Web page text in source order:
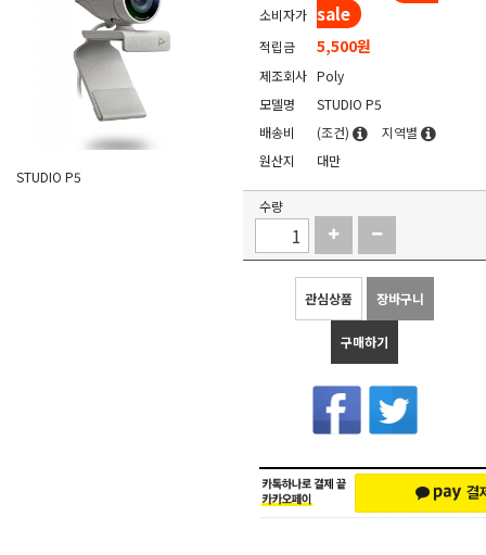
STUDIO P5
소비자가 sale
적립금 5,500원
제조회사 Poly
모델명
STUDIO P5
배송비
(조건)
지역별
원산지
대만
수량
관심상품 장바구니
구매하기